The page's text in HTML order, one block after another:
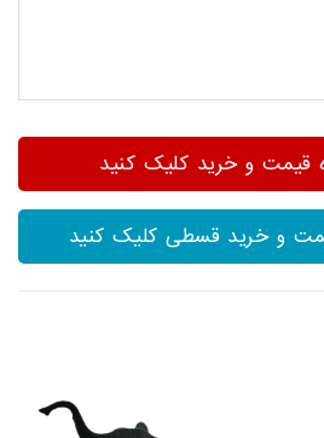
و خرید کلیک کنید
و خرید قسطی کلیک کنید